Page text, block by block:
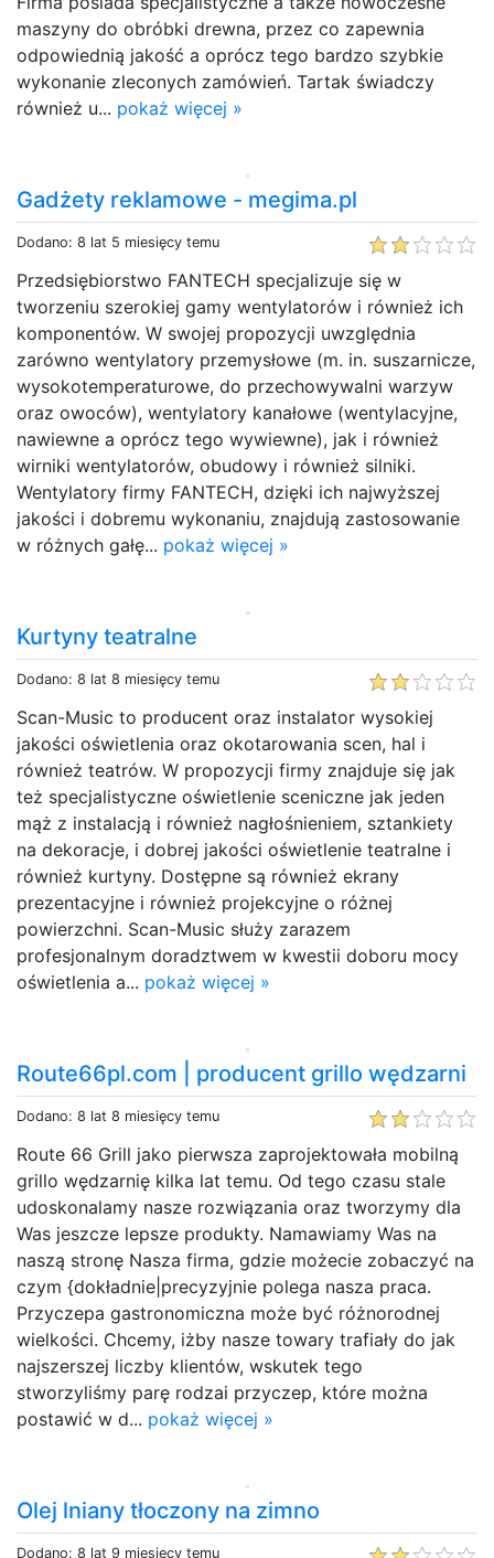
maszyny do obróbki drewna, przez co zapewnia
odpowiednią jakość a oprócz tego bardzo szybkie
wykonanie zleconych zamówień. Tartak świadczy
również u... pokaż więcej »
Gadżety reklamowe - megima.pl
Dodano: 8 lat 5 miesięcy temu
Przedsiębiorstwo FANTECH specjalizuje się w
tworzeniu szerokiej gamy wentylatorów i również ich
komponentów. W swojej propozycji uwzględnia
zarówno wentylatory przemysłowe (m. in. suszarnicze,
wysokotemperaturowe, do przechowywalni warzyw
oraz owoców), wentylatory kanałowe (wentylacyjne,
nawiewne a oprócz tego wywiewne), jak i również
wirniki wentylatorów, obudowy i również silniki.
Wentylatory firmy FANTECH, dzięki ich najwyższej
jakości i dobremu wykonaniu, znajdują zastosowanie
w różnych gałę... pokaż więcej »
Kurtyny teatralne
Dodano: 8 lat 8 miesięcy temu
Scan-Music to producent oraz instalator wysokiej
jakości oświetlenia oraz okotarowania scen, hal i
również teatrów. W propozycji firmy znajduje się jak
też specjalistyczne oświetlenie sceniczne jak jeden
mąż z instalacją i również nagłośnieniem, sztankiety
na dekoracje, i dobrej jakości oświetlenie teatralne i
również kurtyny. Dostępne są również ekrany
prezentacyjne i również projekcyjne o różnej
powierzchni. Scan-Music służy zarazem
profesjonalnym doradztwem w kwestii doboru mocy
oświetlenia a... pokaż więcej »
Route66pl.com | producent grillo wędzarni
Dodano: 8 lat 8 miesięcy temu
Route 66 Grill jako pierwsza zaprojektowała mobilną
grillo wędzarnię kilka lat temu. Od tego czasu stale
udoskonalamy nasze rozwiązania oraz tworzymy dla
Was jeszcze lepsze produkty. Namawiamy Was na
naszą stronę Nasza firma, gdzie możecie zobaczyć na
czym {dokładnie|precyzyjnie polega nasza praca.
Przyczepa gastronomiczna może być różnorodnej
wielkości. Chcemy, iżby nasze towary trafiały do jak
najszerszej liczby klientów, wskutek tego
stworzyliśmy parę rodzai przyczep, które można
postawić w d... pokaż więcej »
Olej lniany tłoczony na zimno
Dodano: 8 lat 9 miesięcy temu